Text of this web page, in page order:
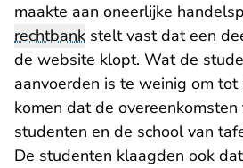
maakte aan oneerlijke
rechtbank stelt vast dat een
de website klopt. Wat de
aanvoerden is te weinig om
komen dat de overeenkomsten
studenten en de school van
De studenten klaagden ook